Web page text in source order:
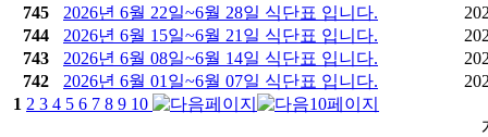
745
2026년 6월 22일~6월 28일 식단표 입니다.
744
2026년 6월 15일~6월 21일 식단표 입니다.
743
2026년 6월 08일~6월 14일 식단표 입니다.
742
2026년 6월 01일~6월 07일 식단표 입니다.
1 2 3 4 5 6 7 8 9 10